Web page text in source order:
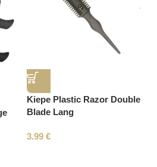
Kiepe Plastic Razor Double
Blade Lang
3.99 €